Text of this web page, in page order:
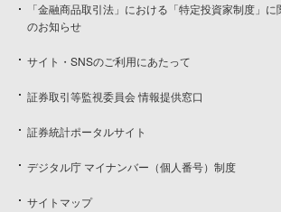
「金融商品取引法」における「特定投資家制度」
のお知らせ
サイト・SNSのご利用にあたって
証券取引等監視委員会 情報提供窓口
証券統計ポータルサイト
デジタル庁 マイナンバー（個人番号）制度
サイトマップ